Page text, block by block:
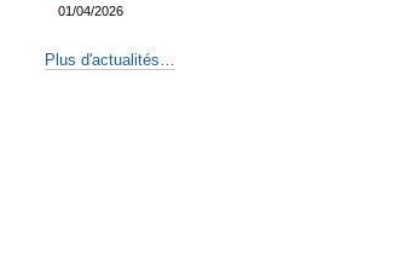
01/04/2026
Plus d'actualités…